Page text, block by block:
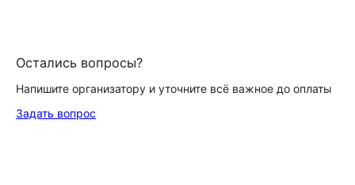
Остались вопросы?
Напишите организатору и уточните всё важное до оплаты
Задать вопрос